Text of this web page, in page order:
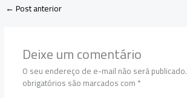
←Post anterior
Deixe um comentário
O seu endereço de e-mail não será publicado.
obrigatórios são marcados com*